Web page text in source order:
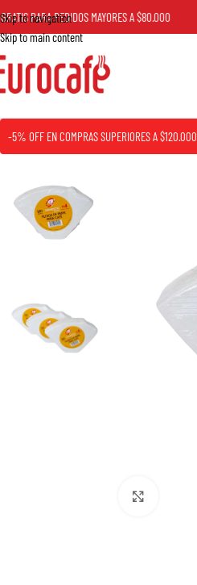
Skip to navigation
Skip to main content
PARA PEDIDOS MAYORES A $80.000
-5% OFF EN COMPRAS SUPERIORES A $120.000